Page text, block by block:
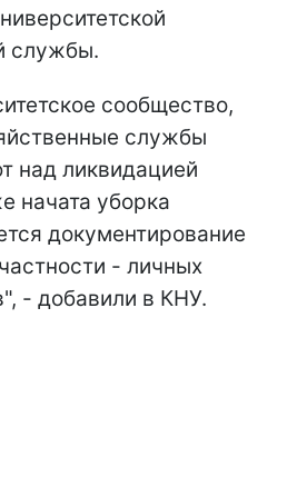
службы.
сообщество,
службы
над ликвидацией
начата уборка
документирование
- личных
- добавили в КНУ.